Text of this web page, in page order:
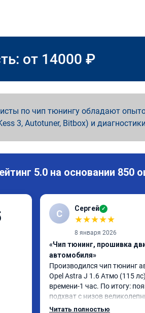
от 14000 ₽
по чип тюнингу обладают
3, Autotuner, Bitbox) и
5.0 на основании 850
С Сергей ✓
★★★★★
8 января 2026
«Чип тюнинг, прошивка
автомобиля»
Производился чип тюнинг
Opel Astra J 1.6 Атмо (115
времени-1 час. По итогу:
подхват с низов
стала работать плавнее. На
Читать полностью